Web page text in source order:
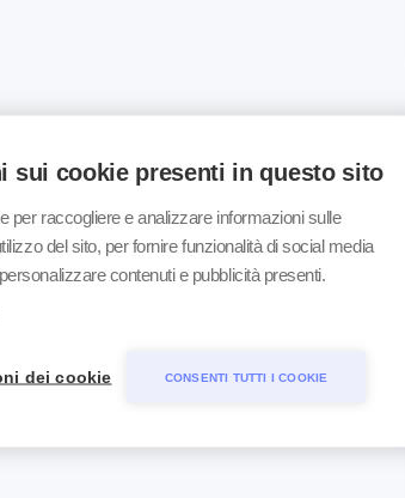
sui cookie presenti in questo sito
per raccogliere e analizzare informazioni sulle
del sito, per fornire funzionalità di social media
contenuti e pubblicità presenti.
dei cookie CONSENTI TUTTI I COOKIE